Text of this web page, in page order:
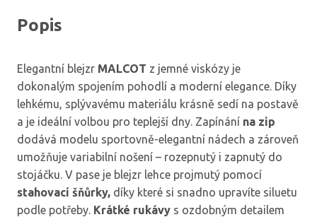
Popis
Elegantní blejzr MALCOT z jemné viskózy je
dokonalým spojením pohodlí a moderní elegance. Díky
lehkému, splývavému materiálu krásně sedí na postavě
a je ideální volbou pro teplejší dny. Zapínání na zip
dodává modelu sportovně-elegantní nádech a zároveň
umožňuje variabilní nošení – rozepnutý i zapnutý do
stojáčku. V pase je blejzr lehce projmutý pomocí
stahovací šňůrky, díky které si snadno upravíte siluetu
podle potřeby. Krátké rukávy s ozdobným detailem